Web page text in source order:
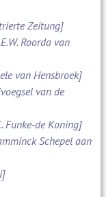
Zeitung]
Roorda van
van Hensbroek]
van de
Funke-de Koning]
Schepel aan